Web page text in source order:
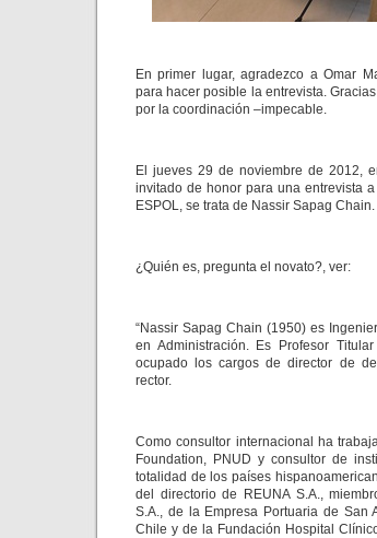
En primer lugar, agradezco a Omar
para hacer posible la entrevista.
por la coordinación –impecable.
El jueves 29 de noviembre de 2012,
invitado de honor para una entrevista
ESPOL, se trata de Nassir Sapag Chain.
¿Quién es, pregunta el novato?, ver:
“Nassir Sapag Chain (1950) es
en Administración. Es Profesor
ocupado los cargos de director de
rector.
Como consultor internacional ha
Foundation, PNUD y consultor de
totalidad de los países
del directorio de REUNA S.A.,
S.A., de la Empresa Portuaria de San
Chile y de la Fundación Hospital